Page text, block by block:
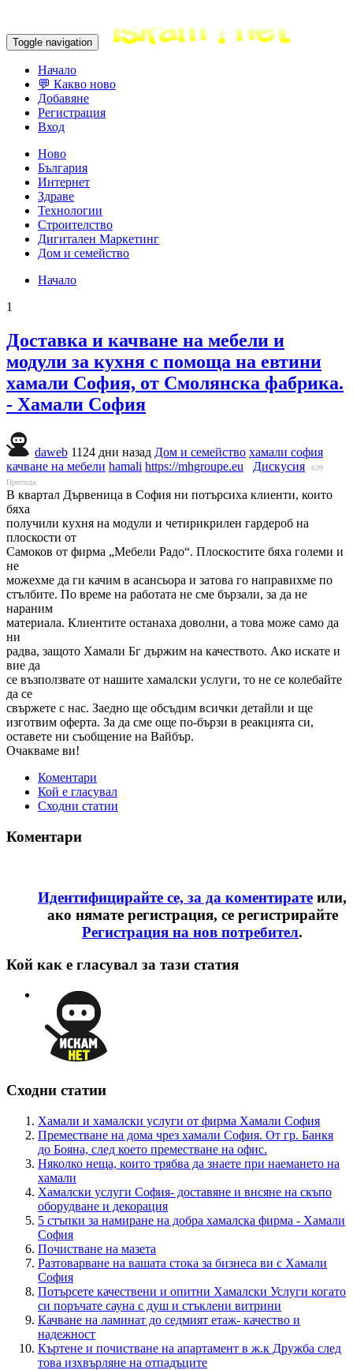
Toggle navigation
Начало
💬 Какво ново
Добавяне
Регистрация
Вход
Ново
България
Интернет
Здраве
Технологии
Строителство
Дигитален Маркетинг
Дом и семейство
Начало
1
Доставка и качване на мебели и
модули за кухня с помоща на евтини
хамали София, от Смолянска фабрика.
- Хамали София
daweb 1124 дни назад Дом и семейство хамали софия
качване на мебели hamali https://mhgroupe.eu Дискусия
639
Прегледа
В квартал Дървеница в София ни потърсиха клиенти, които
бяха
получили кухня на модули и четирикрилен гардероб на
плоскости от
Самоков от фирма „Мебели Радо“. Плоскостите бяха големи и
не
можехме да ги качим в асансьора и затова го направихме по
стълбите. По време на работата не сме бързали, за да не
нараним
материала. Клиентите останаха доволни, а това може само да
ни
радва, защото Хамали Бг държим на качеството. Ако искате и
вие да
се възползвате от нашите хамалски услуги, то не се колебайте
да се
свържете с нас. Заедно ще обсъдим всички детайли и ще
изготвим оферта. За да сме още по-бързи в реакцията си,
оставете ни съобщение на Вайбър.
Очакваме ви!
Коментари
Кой е гласувал
Сходни статии
Коментари
Идентифицирайте се, за да коментирате или,
ако нямате регистрация, се регистрирайте
Регистрация на нов потребител.
Кой как е гласувал за тази статия
Сходни статии
Хамали и хамалски услуги от фирма Хамали София
Преместване на дома чрез хамали София. От гр. Банкя
до Бояна, след което преместване на офис.
Няколко неща, които трябва да знаете при наемането на
хамали
Хамалски услуги София- доставяне и внсяне на скъпо
оборудване и декорация
5 стъпки за намиране на добра хамалска фирма - Хамали
София
Почистване на мазета
Разтоварване на вашата стока за бизнеса ви с Хамали
София
Потърсете качествени и опитни Хамалски Услуги когато
си поръчате сауна с душ и стъклени витрини
Качване на ламинат до седмият етаж- качество и
надежност
Къртене и почистване на апартамент в ж.к Дружба след
това изхвърляне на отпадъците